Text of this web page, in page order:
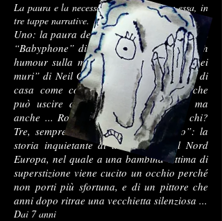
La paura e la necessaria convivenza con essa, in
tre tappe narrative.
Uno: la paura del diverso, presa in giro nel
“Babyphone” di Van Loon, storia di british
humour sulla mostruosità. Due, “I lupi nei
muri” di Neil Gaiman: l’interno dei muri di
casa come contenitore di una paura che
può uscire da un momento all’altro, ma
anche ... Rovesciarsi. Chi fa paura a chi?
Tre, sempre di Van Loon, “Il quadro”: la
storia inquietante di un paesino del Nord
Europa, nel quale a una bambina vittima di
superstizione viene cucito un occhio perché
non porti più sfortuna, e di un pittore che
anni dopo ritrae una vecchietta silenziosa ...
Dai 7 anni